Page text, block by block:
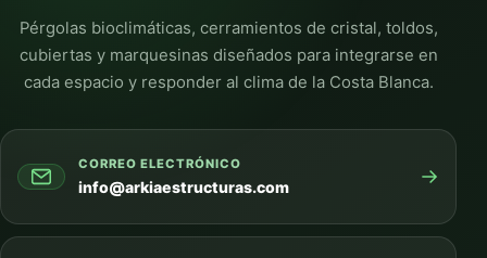
Pérgolas bioclimáticas, cerramientos de cristal, toldos,
cubiertas y marquesinas diseñados para integrarse en
cada espacio y responder al clima de la Costa Blanca.
CORREO ELECTRÓNICO
info@arkiaestructuras.com →